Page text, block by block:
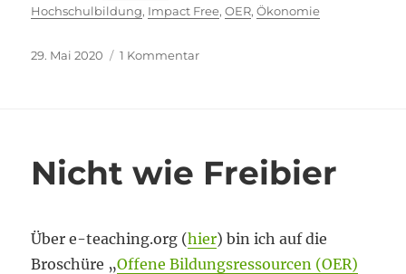
Hochschulbildung, Impact Free,OER,Ökonomie
Veröffentlicht
29. Mai 2020 1 Kommentarzu
Nicht wie Freibier
Über e-teaching.org (hier) bin ich auf die
Broschüre „Offene Bildungsressourcen (OER)